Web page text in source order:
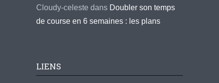
Cloudy-celeste dans Doubler son temps
de course en 6 semaines : les plans
LIENS